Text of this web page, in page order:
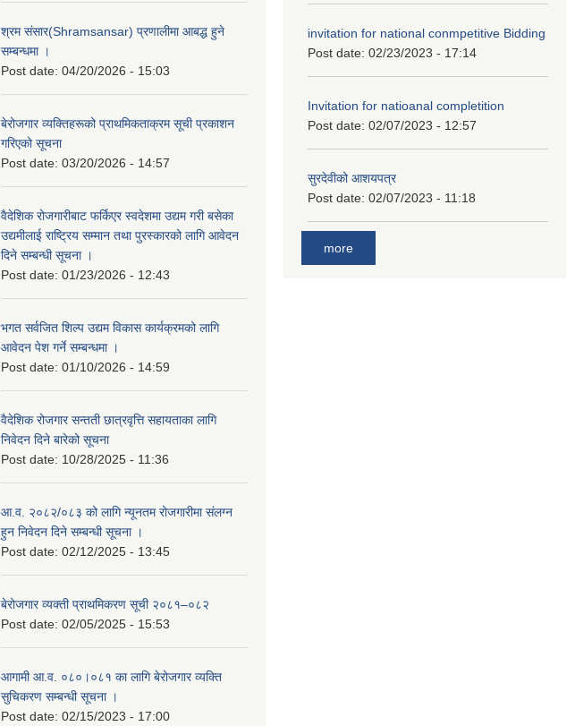
श्रम संसार(Shramsansar) प्रणालीमा आबद्ध हुने
सम्बन्धमा ।
Post date: 04/20/2026 - 15:03
बेरोजगार व्यक्तिहरूको प्राथमिकताक्रम सूची प्रकाशन
गरिएको सूचना
Post date: 03/20/2026 - 14:57
वैदेशिक रोजगारीबाट फर्किएर स्वदेशमा उद्यम गरी बसेका
उद्यमीलाई राष्ट्रिय सम्मान तथा पुरस्कारको लागि आवेदन
दिने सम्बन्धी सूचना ।
Post date: 01/23/2026 - 12:43
भगत सर्वजित शिल्प उद्यम विकास कार्यक्रमको लागि
आवेदन पेश गर्ने सम्बन्धमा ।
Post date: 01/10/2026 - 14:59
वैदेशिक रोजगार सन्तती छात्रवृत्ति सहायताका लागि
निवेदन दिने बारेको सूचना
Post date: 10/28/2025 - 11:36
आ.व. २०८२/०८३ को लागि न्यूनतम रोजगारीमा संलग्न
हुन निवेदन दिने सम्बन्धी सूचना ।
Post date: 02/12/2025 - 13:45
बेरोजगार व्यक्ती प्राथमिकरण सूची २०८१–०८२
Post date: 02/05/2025 - 15:53
आगामी आ.व. ०८०।०८१ का लागि बेरोजगार व्यक्ति
सुचिकरण सम्बन्धी सूचना ।
Post date: 02/15/2023 - 17:00
invitation for national conmpetitive Bidding
Post date: 02/23/2023 - 17:14
Invitation for natioanal completition
Post date: 02/07/2023 - 12:57
सुरदेवीको आशयपत्र
Post date: 02/07/2023 - 11:18
more